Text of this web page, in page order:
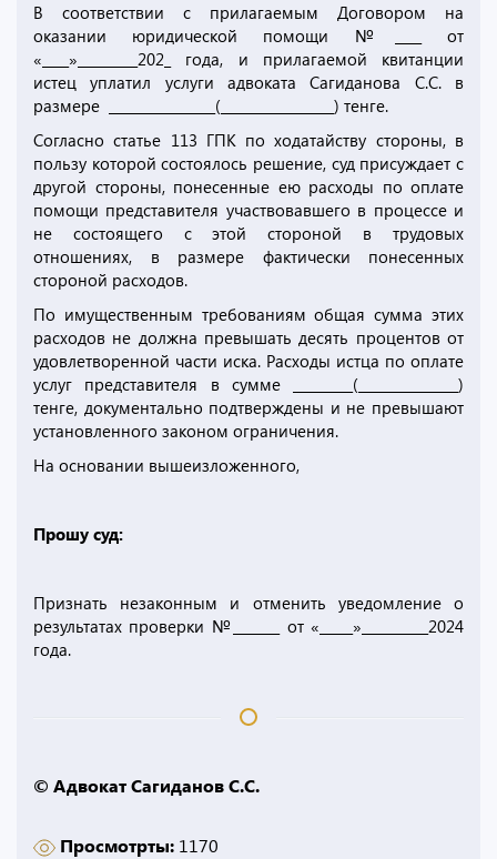
В соответствии с прилагаемым Договором на
оказании юридической помощи №____ от
«____»_________202_ года, и прилагаемой квитанции
истец уплатил услуги адвоката Сагиданова С.С. в
размере ________________(_________________) тенге.
Согласно статье 113 ГПК по ходатайству стороны, в
пользу которой состоялось решение, суд присуждает с
другой стороны, понесенные ею расходы по оплате
помощи представителя участвовавшего в процессе и
не состоящего с этой стороной в трудовых
отношениях, в размере фактически понесенных
стороной расходов.
По имущественным требованиям общая сумма этих
расходов не должна превышать десять процентов от
удовлетворенной части иска. Расходы истца по оплате
услуг представителя в сумме _________(_______________)
тенге, документально подтверждены и не превышают
установленного законом ограничения.
На основании вышеизложенного,
Прошу суд:
Признать незаконным и отменить уведомление о
результатах проверки №_______ от «_____»__________2024
года.
© Адвокат Сагиданов С.С.
Просмотрты: 1170